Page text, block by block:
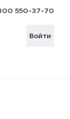
550-37-70
Войти